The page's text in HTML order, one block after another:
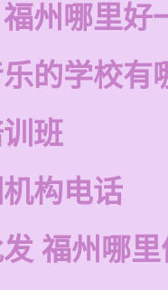
州哪里好
的学校有
班
构电话
福州哪